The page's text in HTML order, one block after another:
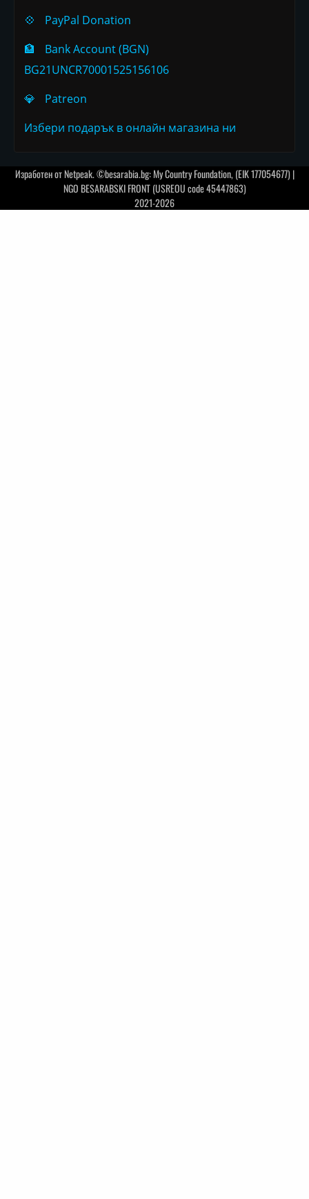
💠
PayPal Donation
🏦
Bank Account (BGN)
BG21UNCR70001525156106
💎
Patreon
Избери подарък в онлайн магазина ни
Изработен отNetpeak. ©besarabia.bg: My Country Foundation, (EIK 177054677) |
NGO BESARABSKI FRONT (USREOU code 45447863)
2021-2026